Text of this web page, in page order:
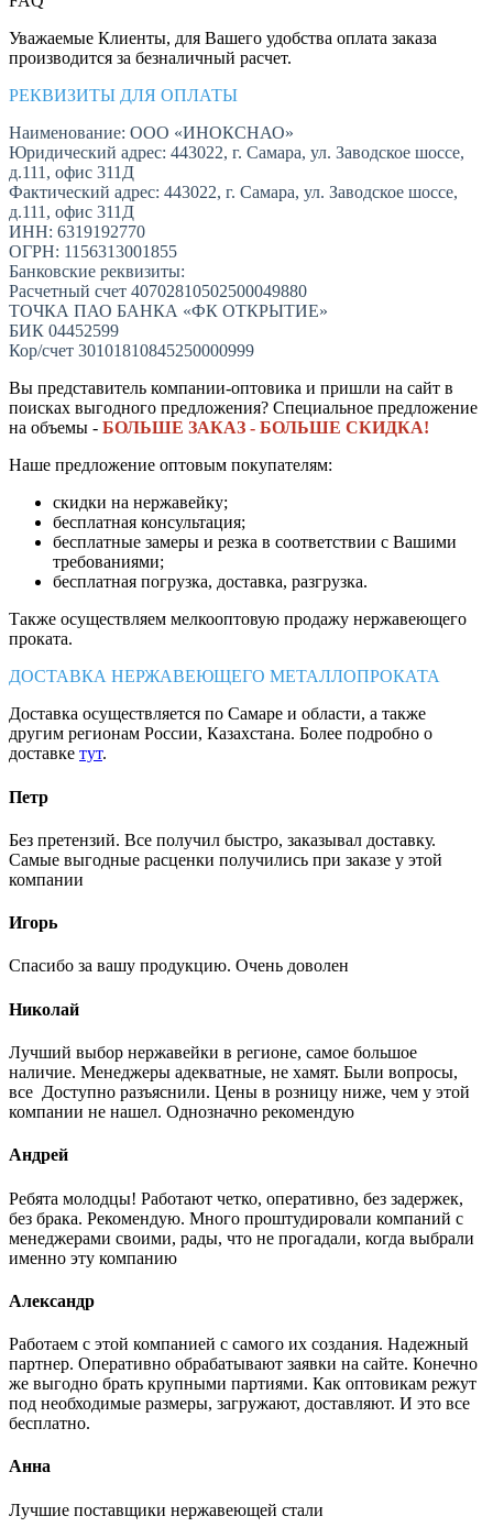
Уважаемые Клиенты, для Вашего удобства оплата заказа
производится за безналичный расчет.
РЕКВИЗИТЫ ДЛЯ ОПЛАТЫ
Наименование: ООО «ИНОКСНАО»
Юридический адрес: 443022, г. Самара, ул. Заводское шоссе,
д.111, офис 311Д
Фактический адрес: 443022, г. Самара, ул. Заводское шоссе,
д.111, офис 311Д
ИНН: 6319192770
ОГРН: 1156313001855
Банковские реквизиты:
Расчетный счет 40702810502500049880
ТОЧКА ПАО БАНКА «ФК ОТКРЫТИЕ»
БИК 04452599
Кор/счет 30101810845250000999
Вы представитель компании-оптовика и пришли на сайт в
поисках выгодного предложения? Специальное предложение
на объемы - БОЛЬШЕ ЗАКАЗ - БОЛЬШЕ СКИДКА!
Наше предложение оптовым покупателям:
скидки на нержавейку;
бесплатная консультация;
бесплатные замеры и резка в соответствии с Вашими
требованиями;
бесплатная погрузка, доставка, разгрузка.
Также осуществляем мелкооптовую продажу нержавеющего
проката.
ДОСТАВКА НЕРЖАВЕЮЩЕГО МЕТАЛЛОПРОКАТА
Доставка осуществляется по Самаре и области, а также
другим регионам России, Казахстана. Более подробно о
доставке тут.
Петр
Без претензий. Все получил быстро, заказывал доставку.
Самые выгодные расценки получились при заказе у этой
компании
Игорь
Спасибо за вашу продукцию. Очень доволен
Николай
Лучший выбор нержавейки в регионе, самое большое
наличие. Менеджеры адекватные, не хамят. Были вопросы,
все Доступно разъяснили. Цены в розницу ниже, чем у этой
компании не нашел. Однозначно рекомендую
Андрей
Ребята молодцы! Работают четко, оперативно, без задержек,
без брака. Рекомендую. Много проштудировали компаний с
менеджерами своими, рады, что не прогадали, когда выбрали
именно эту компанию
Александр
Работаем с этой компанией с самого их создания. Надежный
партнер. Оперативно обрабатывают заявки на сайте. Конечно
же выгодно брать крупными партиями. Как оптовикам режут
под необходимые размеры, загружают, доставляют. И это все
бесплатно.
Анна
Лучшие поставщики нержавеющей стали